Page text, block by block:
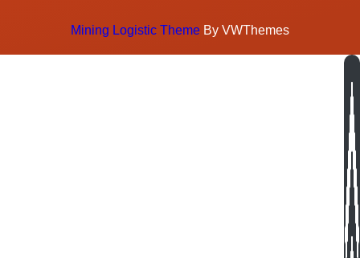
Mining Logistic Theme By VWThemes